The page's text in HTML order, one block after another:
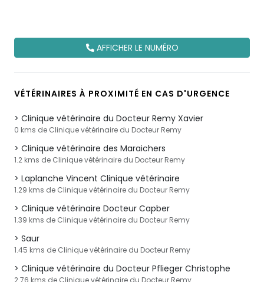
AFFICHER LE NUMÉRO
VÉTÉRINAIRES À PROXIMITÉ EN CAS D'URGENCE
Clinique vétérinaire du Docteur Remy Xavier
0 kms de Clinique vétérinaire du Docteur Remy
Clinique vétérinaire des Maraichers
1.2 kms de Clinique vétérinaire du Docteur Remy
Laplanche Vincent Clinique vétérinaire
1.29 kms de Clinique vétérinaire du Docteur Remy
Clinique vétérinaire Docteur Capber
1.39 kms de Clinique vétérinaire du Docteur Remy
Saur
1.45 kms de Clinique vétérinaire du Docteur Remy
Clinique vétérinaire du Docteur Pflieger Christophe
2.76 kms de Clinique vétérinaire du Docteur Remy